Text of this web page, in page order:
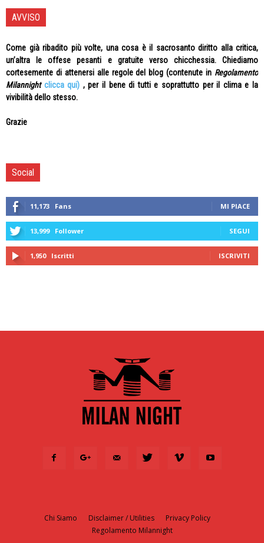
AVVISO
Come già ribadito più volte, una cosa è il sacrosanto diritto alla critica,
un’altra le offese pesanti e gratuite verso chicchessia. Chiediamo
cortesemente di attenersi alle regole del blog (contenute in Regolamento
Milannight clicca qui) , per il bene di tutti e soprattutto per il clima e la
vivibilità dello stesso.
Grazie
Social
11,173 Fans MI PIACE
13,999 Follower SEGUI
1,950 Iscritti ISCRIVITI
Chi Siamo Disclaimer / Utilities
Privacy Policy
Regolamento Milannight